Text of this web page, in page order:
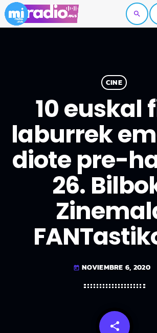
search
CINE
10 euskal
laburrek
diote pre-
26.
today NOVIEMBRE 6, 2020
share
email